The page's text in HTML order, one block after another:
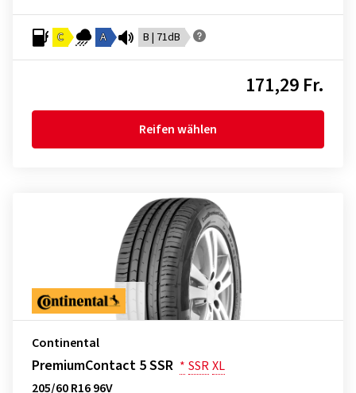
C A B | 71dB
171,29 Fr.
Reifen wählen
Continental
PremiumContact 5 SSR * SSRXL
205/60 R16 96V